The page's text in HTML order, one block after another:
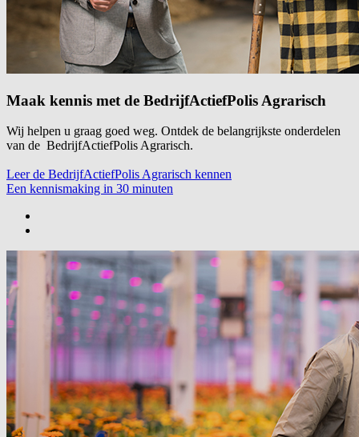
Maak kennis met de BedrijfActiefPolis Agrarisch
Wij helpen u graag goed weg. Ontdek de belangrijkste onderdelen
van de BedrijfActiefPolis Agrarisch.
Leer de BedrijfActiefPolis Agrarisch kennen
Een kennismaking in 30 minuten